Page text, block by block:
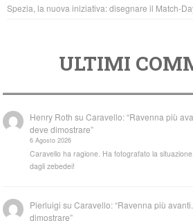
Spezia, la nuova iniziativa: disegnare il Match-
ULTIMI
Henry Roth suCaravello: “Ravenna più
deve dimostrare”
6 Agosto 2026
Caravello ha ragione. Ha fotografato la
dagli zebedei!
Pierluigi suCaravello: “Ravenna più
dimostrare”